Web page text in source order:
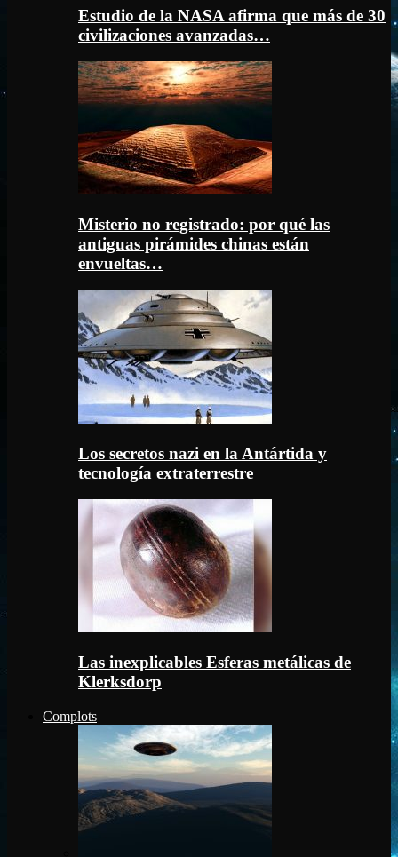
Estudio de la NASA afirma que más de 30
civilizaciones avanzadas…
Misterio no registrado: por qué las
antiguas pirámides chinas están
envueltas…
Los secretos nazi en la Antártida y
tecnología extraterrestre
Las inexplicables Esferas metálicas de
Klerksdorp
Complots